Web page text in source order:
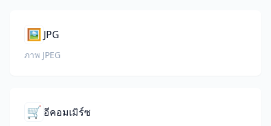
🖼️ JPG
ภาพ JPEG
🛒 อีคอมเมิร์ซ